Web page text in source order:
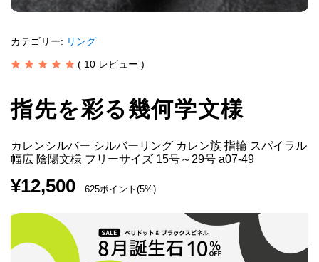
カテゴリー: リング
( 10 レビュー )
指先を彩る幾何学文様
カレンシルバー シルバーリング カレン族 指輪 スパイラル
幅広 陰陽文様 フリーサイズ 15号～29号 a07-49
¥12,500 625ポイント(5%)